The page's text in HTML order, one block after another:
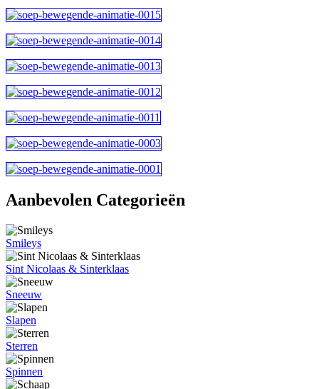
Aanbevolen Categorieën
Smileys
Sint Nicolaas & Sinterklaas
Sneeuw
Slapen
Sterren
Spinnen